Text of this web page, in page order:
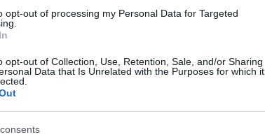
opt-out of processing my Personal Data for Targeted
opt-out of Collection, Use, Retention, Sale, and/or Sharing
Data that Is Unrelated with the Purposes for which it